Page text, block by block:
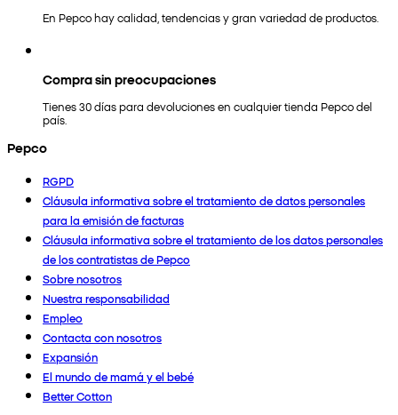
En Pepco hay calidad, tendencias y gran variedad de productos.
Compra sin preocupaciones
Tienes 30 días para devoluciones en cualquier tienda Pepco del
país.
Pepco
RGPD
Cláusula informativa sobre el tratamiento de datos personales
para la emisión de facturas
Cláusula informativa sobre el tratamiento de los datos personales
de los contratistas de Pepco
Sobre nosotros
Nuestra responsabilidad
Empleo
Contacta con nosotros
Expansión
El mundo de mamá y el bebé
Better Cotton